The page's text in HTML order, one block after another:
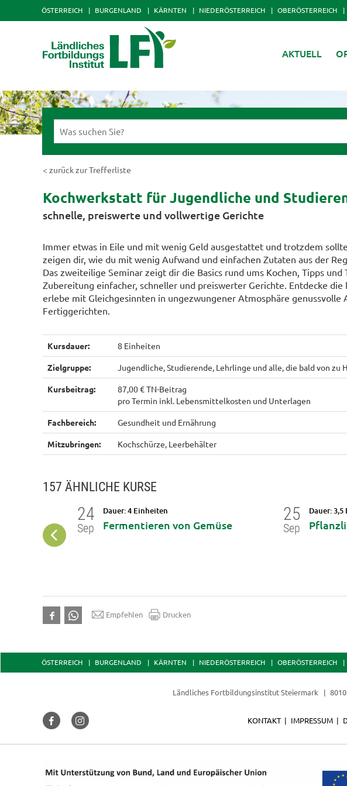
ÖSTERREICH BURGENLAND KÄRNTEN NIEDERÖSTERREICH OBERÖSTERREICH
AKTUELL
< zurück zur Trefferliste
Kochwerkstatt für Jugendliche und
schnelle, preiswerte und vollwertige Gerichte
Immer etwas in Eile und mit wenig Geld ausgestattet und trotzdem
zeigen dir, wie du mit wenig Aufwand und einfachen Zutaten aus der
Das zweiteilige Seminar zeigt dir die Basics rund ums Kochen, Tipps
Zubereitung einfacher, schneller und preiswerter Gerichte. Entdecke die
erlebe mit Gleichgesinnten in ungezwungener Atmosphäre genussvolle
Fertiggerichten.
Kursdauer: 8 Einheiten
Zielgruppe: Jugendliche, Studierende, Lehrlinge und alle, die bald von zu
Kursbeitrag:
87,00 € TN-Beitrag
pro Termin inkl. Lebensmittelkosten und Unterlagen
Fachbereich: Gesundheit und Ernährung
Mitzubringen: Kochschürze, Leerbehälter
157 ÄHNLICHE KURSE
24
Sep
Dauer: 4 Einheiten
Fermentieren von Gemüse
25
Sep
Dauer:
Empfehlen Drucken
ÖSTERREICH BURGENLAND KÄRNTEN NIEDERÖSTERREICH OBERÖSTERREICH
Ländliches Fortbildungsinstitut Steiermark
KONTAKT IMPRESSUM